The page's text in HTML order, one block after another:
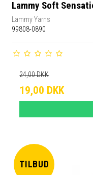
Lammy Soft
Lammy Yarns
99808-0890
24,00 DKK
19,00 DKK
TILBUD